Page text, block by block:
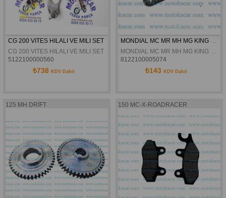
CG 200 VITES HILALI VE MILI SET
CG 200 VITES HILALI VE MILI SET
5122100000560
₺738 KDV Dahil
MONDIAL MC MR MH MG KING MX YAG POMPA  ZINCIRI 2/3 38L
MONDIAL MC MR MH MG KING MX YAG POMPA ZINCIRI 2/3 38L
8122100005074
₺143 KDV Dahil
125 MH DRİFT 150 MC-X-ROADRACER